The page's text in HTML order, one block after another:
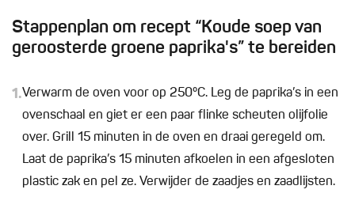
Stappenplan om recept “Koude soep van
geroosterde groene paprika's” te bereiden
1.Verwarm de oven voor op 250°C. Leg de paprika’s in een
ovenschaal en giet er een paar flinke scheuten olijfolie
over. Grill 15 minuten in de oven en draai geregeld om.
Laat de paprika’s 15 minuten afkoelen in een afgesloten
plastic zak en pel ze. Verwijder de zaadjes en zaadlijsten.